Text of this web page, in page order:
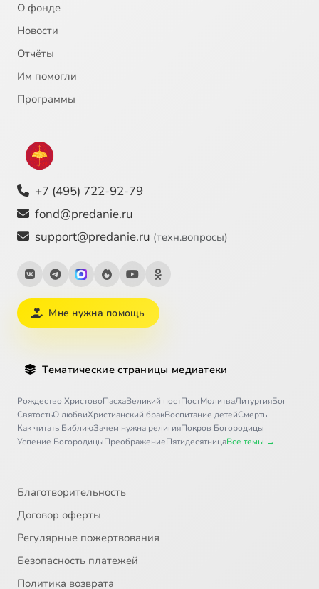
О фонде
Новости
Отчёты
Им помогли
Программы
+7 (495) 722-92-79
fond@predanie.ru
support@predanie.ru (техн.вопросы)
Мне нужна помощь
Тематические страницы медиатеки
Рождество ХристовоПасхаВеликий постПостМолитваЛитургияБог
СвятостьО любвиХристианский бракВоспитание детейСмерть
Как читать БиблиюЗачем нужна религияПокров Богородицы
Успение БогородицыПреображениеПятидесятницаВсе темы →
Благотворительность
Договор оферты
Регулярные пожертвования
Безопасность платежей
Политика возврата